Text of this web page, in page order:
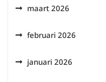
maart 2026
februari 2026
januari 2026